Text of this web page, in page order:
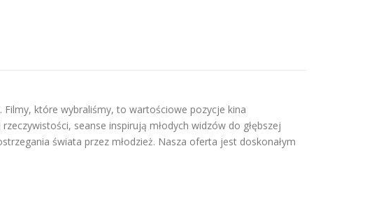
które wybraliśmy, to wartościowe pozycje kina
seanse inspirują młodych widzów do głębszej
świata przez młodzież. Nasza oferta jest doskonałym